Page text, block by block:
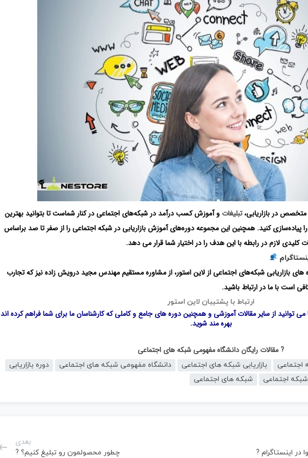
در بازاریابی،تبلیغات و آموزش کسب درآمد در شبکه‌های اجتماعی در کنار شماست تا بتوانید بهترین
پیاده‌سازی کنید. همچنین این مجموعه دوره‌های آموزش بازاریابی در شبکه اجتماعی را از صفر تا صد براساس
لازم در رابطه با این هدف را در اختیار شما قرار می دهد.
بازاریابی شبکه‌های اجتماعی از لاین استور، از مشاوره مستقیم مهندس مجید درویش زاده نیز که تجارب
است با ما در ارتباط باشید.
ارتباط با پشتیبان لاین استور
توانید از سایر مقالات آموزشی و همچنین دوره های جامع و کاملی که کارشناسان ما برای شما فراهم کرده اند
بهره مند شوید.
? مقالات رایگان دانشگاه مفهومی شبکه های اجتماعی
اجتماعی بازاریابی شبکه های اجتماعی دانشگاه مفهومی شبکه های اجتماعی
دوره بازاریابی
شبکه اجتماعی شبکه های اجتماعی
اینستاگرام ?
بعدی
چطور محصولمون رو تبلیغ کنیم؟ ?